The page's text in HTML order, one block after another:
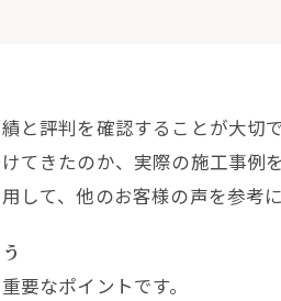
と評判を確認することが大切で
てきたのか、実際の施工事例
して、他のお客様の声を参考
要なポイントです。